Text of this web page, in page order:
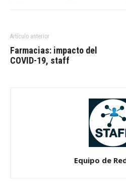
Artículo anterior
Farmacias: impacto del
COVID-19, staff
Equipo de